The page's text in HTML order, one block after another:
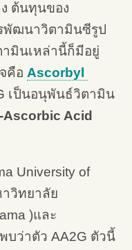
ต้นทุนของ
พัฒนาวิตามินซีรูป
มินเหล่านี้ก็มีอยู่
คือ Ascorbyl
เป็นอนุพันธ์วิตามิน
Ascorbic Acid
University of
าวิทยาลัย
)และ
บว่าตัว AA2G ตัวนี้